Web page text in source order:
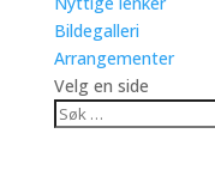
Bildegalleri
Arrangementer
Velg en side